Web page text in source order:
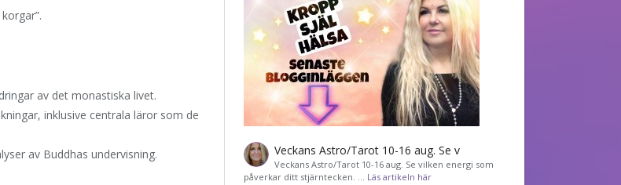
av det monastiska livet.
inklusive centrala läror som de
av Buddhas undervisning. Veckans Astro/Tarot 10-16 aug. Se v
Veckans Astro/Tarot 10-16 aug. Se vilken energi som
påverkar ditt stjärntecken. … Läs artikeln här